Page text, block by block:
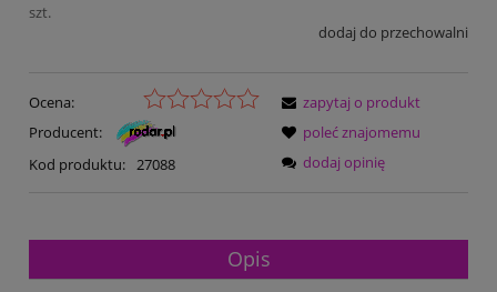
szt.
dodaj do przechowalni
Ocena:
Producent:
Kod produktu: 27088
zapytaj o produkt
poleć znajomemu
dodaj opinię
Opis